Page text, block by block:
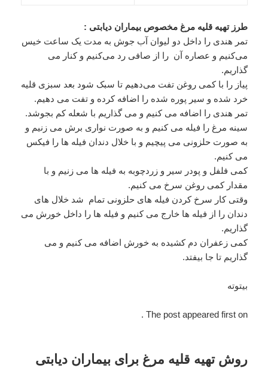
طرز تهیه قلیه مرغ مخصوص بیماران دیابتی :
تمر هندی را داخل دو لیوان آب جوش به مدت یک ساعت خیس
می‌کنیم و عصاره آن را از صافی رد می‌کنیم و کنار می
گذاریم.
پیاز را با کمی روغن تفت می‌دهیم تا سبک شود بعد سبزی قلیه
خرد شده و سیر پوره شده را اضافه کرده و تفت می دهیم.
تمر هندی را اضافه می کنیم و می گذاریم با شعله کم بجوشد.
سینه مرغ را فیله می کنیم و به صورت نواری برش می زنیم و
به صورت حلزونی می پیچیم و با خلال دندان فیله ها را فیکس
می کنیم.
کمی فلفل و پودر سیر و زردچوبه به فیله ها می زنیم و با
مقدار کمی روغن سرخ می کنیم.
وقتی کار سرخ کردن فیله های حلزونی تمام شد خلال های
دندان را از فیله ها خارج می کنیم و فیله ها را داخل خورش می
گذاریم.
کمی زعفران دم کشیده به خورش اضافه می کنیم و می
گذاریم تا جا بیفتد.
بیتوته
The post appeared first on .
روش تهیه قلیه مرغ برای بیماران دیابتی